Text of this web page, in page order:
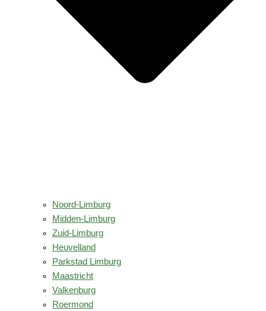
Noord-Limburg
Midden-Limburg
Zuid-Limburg
Heuvelland
Parkstad Limburg
Maastricht
Valkenburg
Roermond